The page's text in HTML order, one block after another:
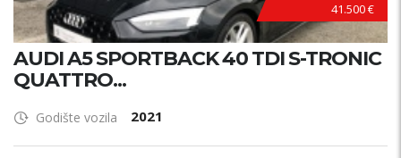
41.500 €
AUDI A5 SPORTBACK 40 TDI S-TRONIC
QUATTRO...
Godište vozila 2021